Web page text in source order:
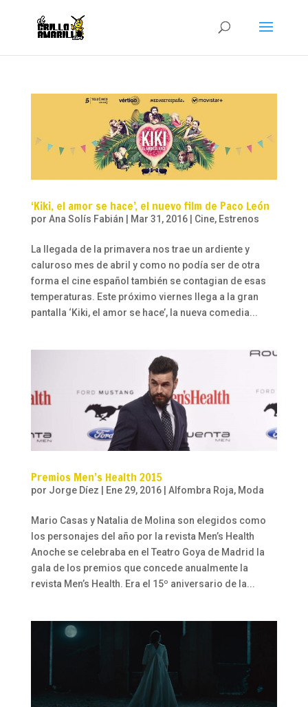
‘Kiki, el amor se hace’, el nuevo film de Paco León
por Ana Solís Fabián Mar 31, 2016| Cine, Estrenos
La llegada de la primavera nos trae un ardiente y
caluroso mes de abril y como no podía ser de otra
forma el cine español también se contagian de esas
temperaturas. Este próximo viernes llega a la gran
pantalla ‘Kiki, el amor se hace’, la nueva comedia...
Premios Men’s Health 2015
por Jorge Díez | Ene 29, 2016| Alfombra Roja, Moda
Mario Casas y Natalia de Molina son elegidos como
los personajes del año por la revista Men’s Health
Anoche se celebraba en el Teatro Goya de Madrid la
gala de los premios que concede anualmente la
revista Men’s Health. Era el 15º aniversario de la...